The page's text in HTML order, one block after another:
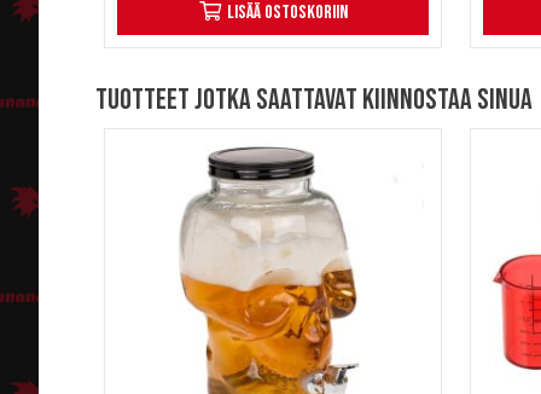
Lisää ostoskoriin
Tuotteet jotka saattavat kiinnostaa sinua